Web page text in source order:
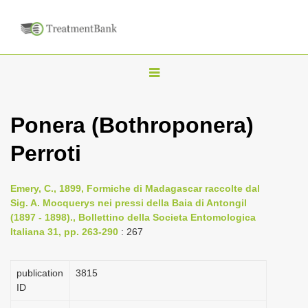
T
g
n
a
g
Ponera (Bothroponera)
Perroti
Emery, C., 1899, Formiche di Madagascar raccolte dal
Sig. A. Mocquerys nei pressi della Baia di Antongil
(1897 - 1898)., Bollettino della Societa Entomologica
Italiana 31, pp. 263-290 : 267
publication
ID
3815